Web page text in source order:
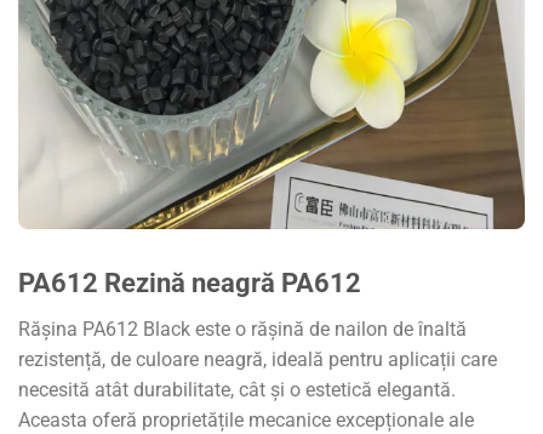
PA612 Rezină neagră PA612
Rășina PA612 Black este o rășină de nailon de înaltă
rezistență, de culoare neagră, ideală pentru aplicații care
necesită atât durabilitate, cât și o estetică elegantă.
Aceasta oferă proprietățile mecanice excepționale ale